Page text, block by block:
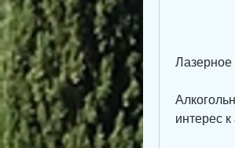
Лазерное
интерес